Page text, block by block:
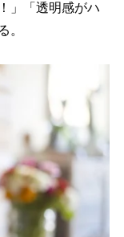
」「透明感がハ
。